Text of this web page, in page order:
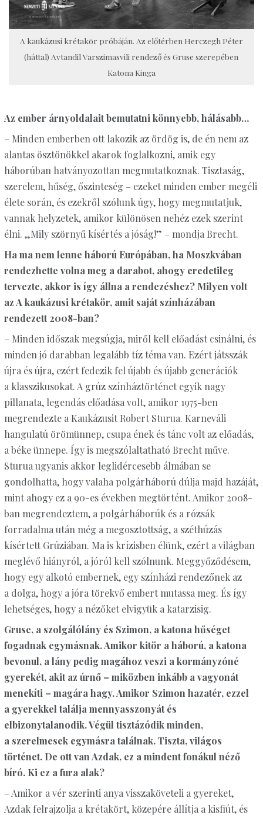
A kaukázusi krétakör próbáján. Az előtérben Herczegh Péter
(háttal) Avtandil Varszimasvili rendező és Gruse szerepében
Katona Kinga
Az ember árnyoldalait bemutatni könnyebb, hálásabb…
– Minden emberben ott lakozik az ördög is, de én nem az
alantas ösztönökkel akarok foglalkozni, amik egy
háborúban hatványozottan megmutatkoznak. Tisztaság,
szerelem, hűség, őszinteség – ezeket minden ember megéli
élete során, és ezekről szólunk úgy, hogy megmutatjuk,
vannak helyzetek, amikor különösen nehéz ezek szerint
élni. „Mily szörnyű kísértés a jóság!” – mondja Brecht.
Ha ma nem lenne háború Európában, ha Moszkvában
rendezhette volna meg a darabot, ahogy eredetileg
tervezte, akkor is így állna a rendezéshez? Milyen volt
az A kaukázusi krétakör, amit saját színházában
rendezett 2008-ban?
– Minden időszak megsúgja, miről kell előadást csinálni, és
minden jó darabban legalább tíz téma van. Ezért játsszák
újra és újra, ezért fedezik fel újabb és újabb generációk
a klasszikusokat. A grúz színháztörténet egyik nagy
pillanata, legendás előadása volt, amikor 1975-ben
megrendezte a Kaukázusit Robert Sturua. Karneváli
hangulatú örömünnep, csupa ének és tánc volt az előadás,
a béke ünnepe. Így is megszólaltatható Brecht műve.
Sturua ugyanis akkor leglidércesebb álmában se
gondolhatta, hogy valaha polgárháború dúlja majd hazáját,
mint ahogy ez a 90-es években megtörtént. Amikor 2008-
ban megrendeztem, a polgárháborúk és a rózsák
forradalma után még a megosztottság, a széthúzás
kísértett Grúziában. Ma is krízisben élünk, ezért a világban
meglévő hiányról, a jóról kell szólnunk. Meggyőződésem,
hogy egy alkotó embernek, egy színházi rendezőnek az
a dolga, hogy a jóra törekvő embert mutassa meg. És így
lehetséges, hogy a nézőket elvigyük a katarzisig.
Gruse, a szolgálólány és Szimon, a katona hűséget
fogadnak egymásnak. Amikor kitör a háború, a katona
bevonul, a lány pedig magához veszi a kormányzóné
gyerekét, akit az úrnő – miközben inkább a vagyonát
menekíti – magára hagy. Amikor Szimon hazatér, ezzel
a gyerekkel találja mennyasszonyát és
elbizonytalanodik. Végül tisztázódik minden,
a szerelmesek egymásra találnak. Tiszta, világos
történet. De ott van Azdak, ez a mindent fonákul néző
bíró. Ki ez a fura alak?
– Amikor a vér szerinti anya visszaköveteli a gyereket,
Azdak felrajzolja a krétakört, közepére állítja a kisfiút, és